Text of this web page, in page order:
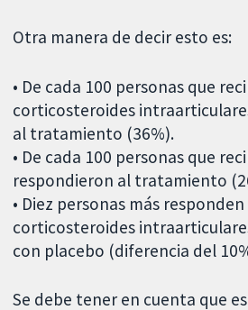
Otra manera de decir esto es:
• De cada 100 personas que
corticosteroides
al tratamiento (36%).
• De cada 100 personas que
respondieron al tratamiento
• Diez personas más
corticosteroides
con placebo (diferencia del
Se debe tener en cuenta que